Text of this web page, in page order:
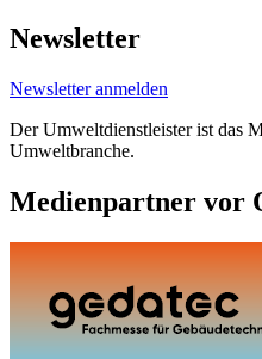
Newsletter
Newsletter anmelden
Der Umweltdienstleister ist das
Umweltbranche.
Medienpartner vor